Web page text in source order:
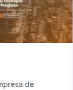
de